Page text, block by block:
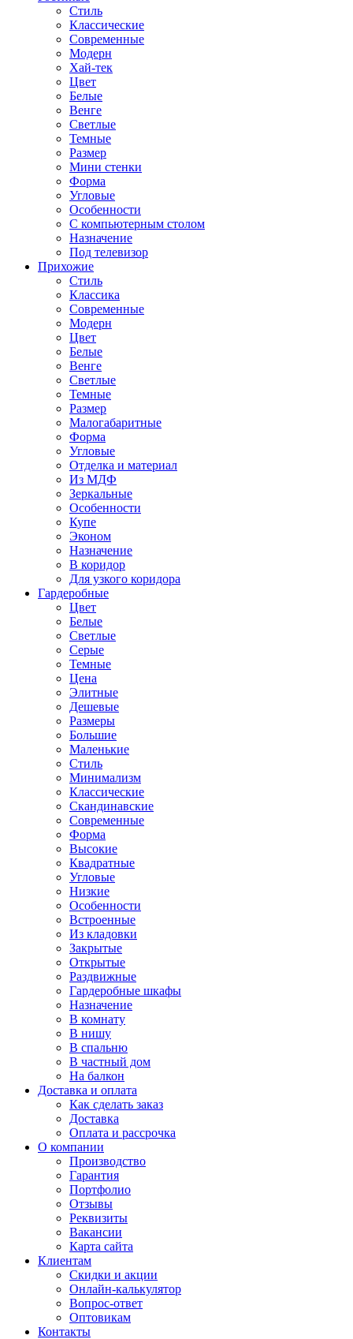
Стиль
Классические
Современные
Модерн
Хай-тек
Цвет
Белые
Венге
Светлые
Темные
Размер
Мини стенки
Форма
Угловые
Особенности
С компьютерным столом
Назначение
Под телевизор
Прихожие
Стиль
Классика
Современные
Модерн
Цвет
Белые
Венге
Светлые
Темные
Размер
Малогабаритные
Форма
Угловые
Отделка и материал
Из МДФ
Зеркальные
Особенности
Купе
Эконом
Назначение
В коридор
Для узкого коридора
Гардеробные
Цвет
Белые
Светлые
Серые
Темные
Цена
Элитные
Дешевые
Размеры
Большие
Маленькие
Стиль
Минимализм
Классические
Скандинавские
Современные
Форма
Высокие
Квадратные
Угловые
Низкие
Особенности
Встроенные
Из кладовки
Закрытые
Открытые
Раздвижные
Гардеробные шкафы
Назначение
В комнату
В нишу
В спальню
В частный дом
На балкон
Доставка и оплата
Как сделать заказ
Доставка
Оплата и рассрочка
О компании
Производство
Гарантия
Портфолио
Отзывы
Реквизиты
Вакансии
Карта сайта
Клиентам
Скидки и акции
Онлайн-калькулятор
Вопрос-ответ
Оптовикам
Контакты